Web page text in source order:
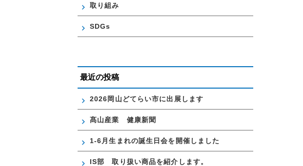
取り組み
SDGs
最近の投稿
2026岡山どてらい市に出展します
髙山産業 健康新聞
1-6月生まれの誕生日会を開催しました
IS部 取り扱い商品を紹介します。